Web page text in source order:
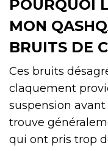
POURQUOI
MON
BRUITS DE
Ces bruits
claquement
suspension avant
trouve
qui ont pris trop